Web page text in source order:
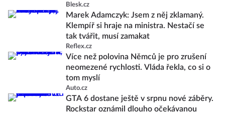
Blesk.cz
Marek Adamczyk: Jsem z něj zklamaný.
Klempíř si hraje na ministra. Nestačí se
tak tvářit, musí zamakat
Reflex.cz
Více než polovina Němců je pro zrušení
neomezené rychlosti. Vláda řekla, co si o
tom myslí
Auto.cz
GTA 6 dostane ještě v srpnu nové záběry.
Rockstar oznámil dlouho očekávanou